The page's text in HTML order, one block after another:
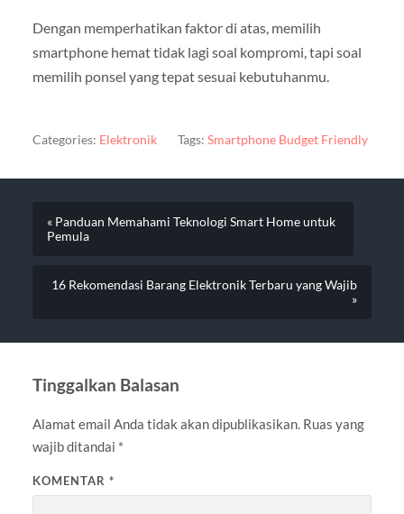
Dengan memperhatikan faktor di atas, memilih
smartphone hemat tidak lagi soal kompromi, tapi soal
memilih ponsel yang tepat sesuai kebutuhanmu.
Categories: Elektronik Tags: Smartphone Budget Friendly
« Panduan Memahami Teknologi Smart Home untuk
Pemula
16 Rekomendasi Barang Elektronik Terbaru yang Wajib
»
Tinggalkan Balasan
Alamat email Anda tidak akan dipublikasikan. Ruas yang
wajib ditandai *
KOMENTAR *